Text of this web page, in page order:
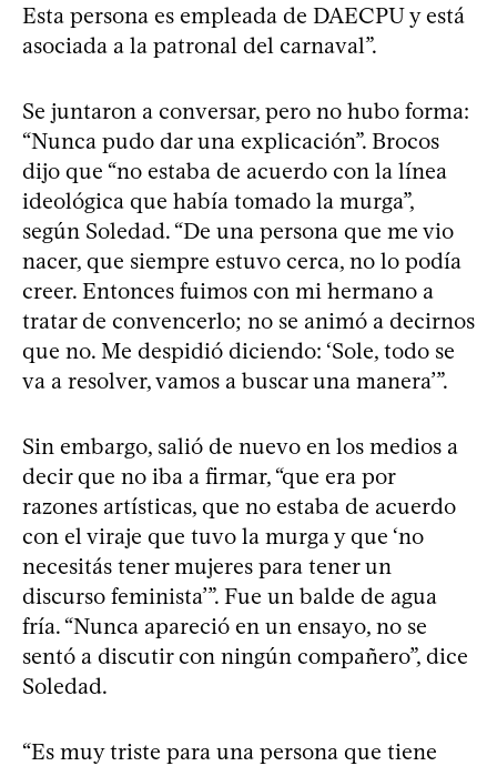
Esta persona es empleada de DAECPU y está
asociada a la patronal del carnaval”.
Se juntaron a conversar, pero no hubo forma:
“Nunca pudo dar una explicación”. Brocos
dijo que “no estaba de acuerdo con la línea
ideológica que había tomado la murga”,
según Soledad. “De una persona que me vio
nacer, que siempre estuvo cerca, no lo podía
creer. Entonces fuimos con mi hermano a
tratar de convencerlo; no se animó a decirnos
que no. Me despidió diciendo: ‘Sole, todo se
va a resolver, vamos a buscar una manera’”.
Sin embargo, salió de nuevo en los medios a
decir que no iba a firmar, “que era por
razones artísticas, que no estaba de acuerdo
con el viraje que tuvo la murga y que ‘no
necesitás tener mujeres para tener un
discurso feminista’”. Fue un balde de agua
fría. “Nunca apareció en un ensayo, no se
sentó a discutir con ningún compañero”, dice
Soledad.
“Es muy triste para una persona que tiene